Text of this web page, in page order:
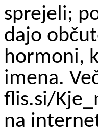
sprejeli;
dajo
hormoni,
imena.
flis.si/
na